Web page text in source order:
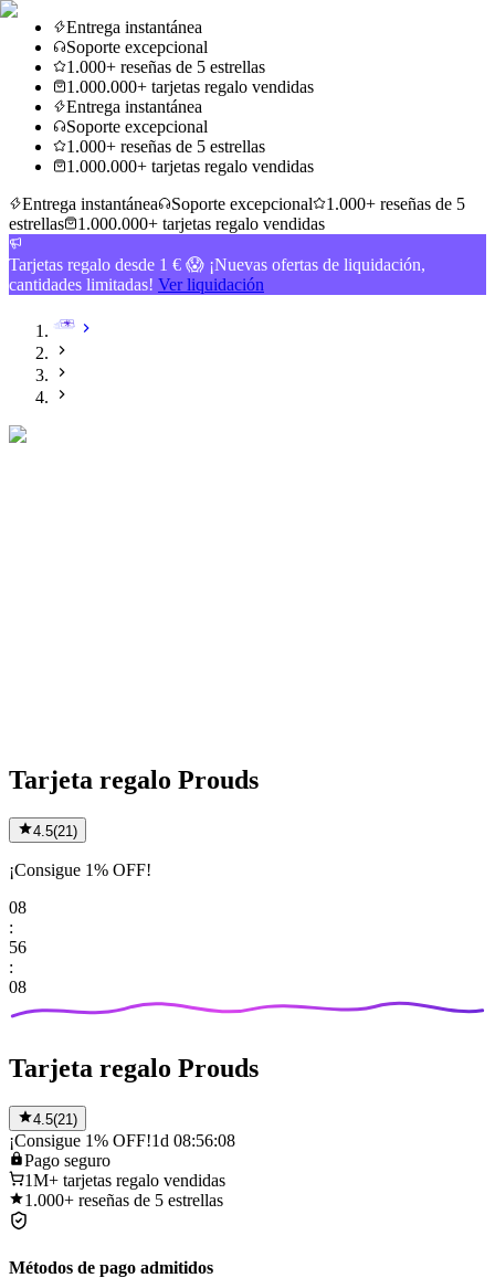
Entrega instantánea
Soporte excepcional
1.000+ reseñas de 5 estrellas
1.000.000+ tarjetas regalo vendidas
Entrega instantánea
Soporte excepcional
1.000+ reseñas de 5 estrellas
1.000.000+ tarjetas regalo vendidas
Entrega instantánea
Soporte excepcional
1.000+ reseñas de 5
estrellas
1.000.000+ tarjetas regalo vendidas
Tarjetas regalo desde 1 € 😱 ¡Nuevas ofertas de liquidación,
cantidades limitadas! Ver liquidación
Tarjeta regalo Prouds
4.5(21 )
¡Consigue 1% OFF!
08
:
56
:
08
Tarjeta regalo Prouds
4.5(21)
¡Consigue 1% OFF!1d 08:56:08
Pago seguro
1M+ tarjetas regalo vendidas
1.000+ reseñas de 5 estrellas
Métodos de pago admitidos